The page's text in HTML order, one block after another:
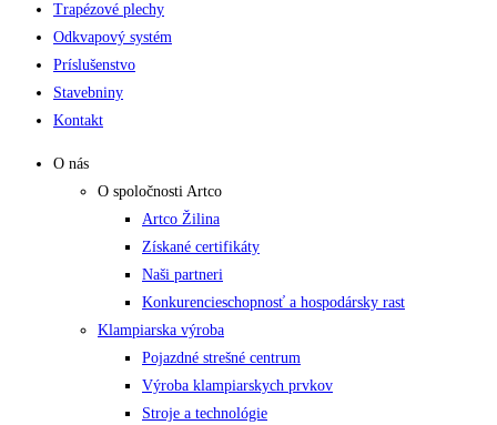
Trapézové plechy
Odkvapový systém
Príslušenstvo
Stavebniny
Kontakt
O nás
O spoločnosti Artco
Artco Žilina
Získané certifikáty
Naši partneri
Konkurencieschopnosť a hospodársky rast
Klampiarska výroba
Pojazdné strešné centrum
Výroba klampiarskych prvkov
Stroje a technológie